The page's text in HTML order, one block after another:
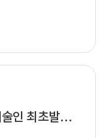
2025년 예술단체의 예비예술인 최초발표지원